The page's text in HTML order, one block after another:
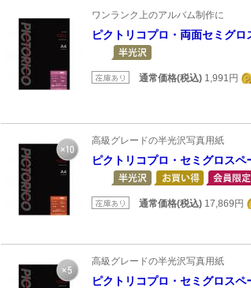
ワンランク上のアルバム制作に
ピクトリコプロ・両面セミグ
通常価格(税込) 1,991円
高級グレードの半光沢写真用紙
ピクトリコプロ・セミグロスペ
通常価格(税込) 17,869円
高級グレードの半光沢写真用紙
ピクトリコプロ・セミグロスペ